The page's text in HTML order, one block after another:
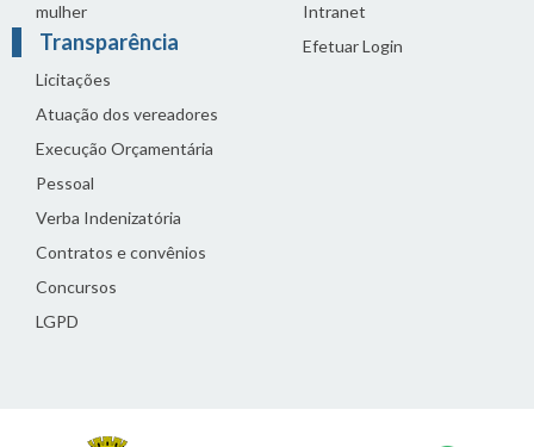
mulher
Transparência
Licitações
Atuação dos vereadores
Execução Orçamentária
Pessoal
Verba Indenizatória
Contratos e convênios
Concursos
LGPD
Intranet
Efetuar Login